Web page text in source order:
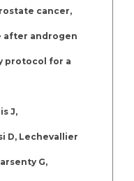
cancer,
after androgen
protocol for a
J,
D, Lechevallier
G,